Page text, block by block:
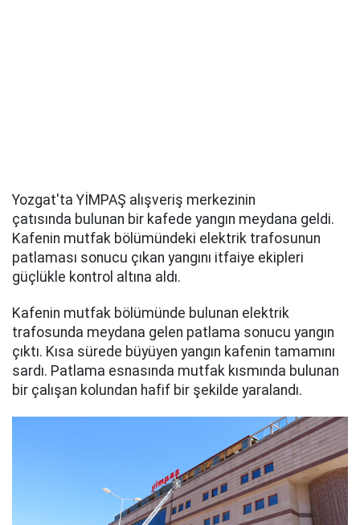
Yozgat'ta YİMPAŞ alışveriş merkezinin
çatısında bulunan bir kafede yangın meydana geldi.
Kafenin mutfak bölümündeki elektrik trafosunun
patlaması sonucu çıkan yangını itfaiye ekipleri
güçlükle kontrol altına aldı.
Kafenin mutfak bölümünde bulunan elektrik
trafosunda meydana gelen patlama sonucu yangın
çıktı. Kısa sürede büyüyen yangın kafenin tamamını
sardı. Patlama esnasında mutfak kısmında bulunan
bir çalışan kolundan hafif bir şekilde yaralandı.